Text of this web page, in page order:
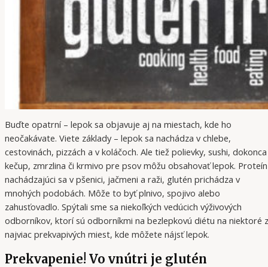
Buďte opatrní – lepok sa objavuje aj na miestach, kde ho
neočakávate. Viete základy – lepok sa nachádza v chlebe,
cestovinách, pizzách a v koláčoch. Ale tiež polievky, sushi, dokonca
kečup, zmrzlina či krmivo pre psov môžu obsahovať lepok. Proteín
nachádzajúci sa v pšenici, jačmeni a raži, glutén prichádza v
mnohých podobách. Môže to byť plnivo, spojivo alebo
zahusťovadlo. Spýtali sme sa niekoľkých vedúcich výživových
odborníkov, ktorí sú odborníkmi na bezlepkovú diétu na niektoré z
najviac prekvapivých miest, kde môžete nájsť lepok.
Prekvapenie! Vo vnútri je glutén